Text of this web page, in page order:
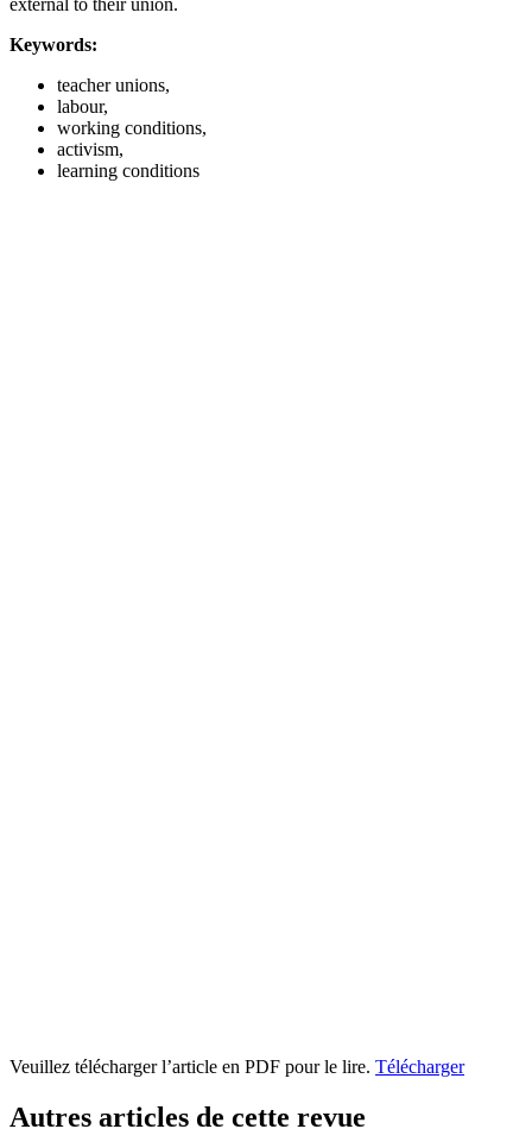
external to their union.
Keywords:
teacher unions,
labour,
working conditions,
activism,
learning conditions
Veuillez télécharger l’article en PDF pour le lire. Télécharger
Autres articles de cette revue